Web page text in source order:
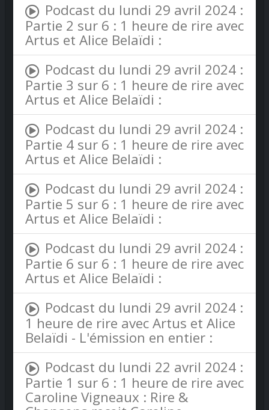
Podcast du lundi 29 avril 2024 :
Partie 2 sur 6 : 1 heure de rire avec
Artus et Alice Belaïdi :
Podcast du lundi 29 avril 2024 :
Partie 3 sur 6 : 1 heure de rire avec
Artus et Alice Belaïdi :
Podcast du lundi 29 avril 2024 :
Partie 4 sur 6 : 1 heure de rire avec
Artus et Alice Belaïdi :
Podcast du lundi 29 avril 2024 :
Partie 5 sur 6 : 1 heure de rire avec
Artus et Alice Belaïdi :
Podcast du lundi 29 avril 2024 :
Partie 6 sur 6 : 1 heure de rire avec
Artus et Alice Belaïdi :
Podcast du lundi 29 avril 2024 :
1 heure de rire avec Artus et Alice
Belaïdi - L'émission en entier :
Podcast du lundi 22 avril 2024 :
Partie 1 sur 6 : 1 heure de rire avec
Caroline Vigneaux : Rire &